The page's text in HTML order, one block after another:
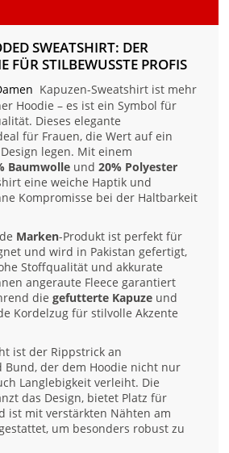
SWEATSHIRT: DER
FÜR STILBEWUSSTE PROFIS
Kapuzen-Sweatshirt ist mehr
Hoodie – es ist ein Symbol für
Dieses elegante
für Frauen, die Wert auf ein
legen. Mit einem
Baumwolle und20% Polyester
eine weiche Haptik und
Kompromisse bei der Haltbarkeit
Marken-Produkt ist perfekt für
und wird in Pakistan gefertigt,
Stoffqualität und akkurate
angeraute Fleece garantiert
diegefutterte Kapuze und
Kordelzug für stilvolle Akzente
ist der Rippstrick an
Bund, der dem Hoodie nicht nur
Langlebigkeit verleiht. Die
das Design, bietet Platz für
ist mit verstärkten Nähten am
um besonders robust zu